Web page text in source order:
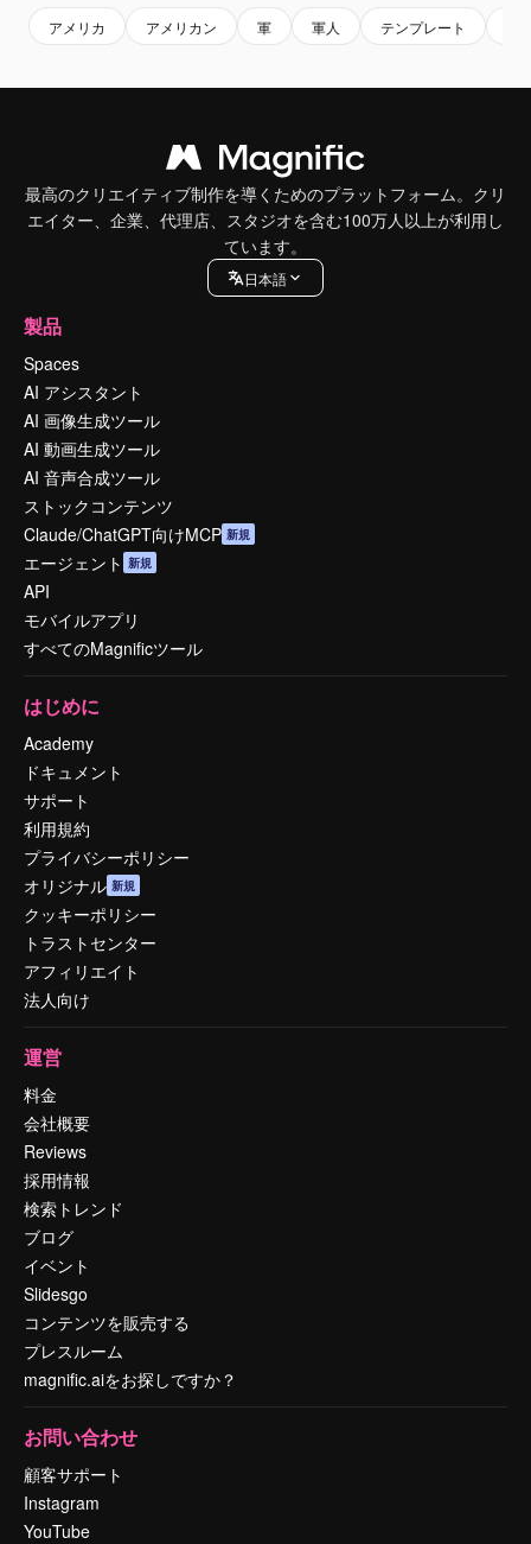
アメリカ アメリカン 軍 軍人 テンプレート
最高のクリエイティブ制作を導くためのプラットフォーム。クリ
エイター、企業、代理店、スタジオを含む100万人以上が利用し
ています。
日本語
製品
Spaces
AI アシスタント
AI 画像生成ツール
AI 動画生成ツール
AI 音声合成ツール
ストックコンテンツ
Claude/ChatGPT向けMCP 新規
エージェント 新規
API
モバイルアプリ
すべてのMagnificツール
はじめに
Academy
ドキュメント
サポート
利用規約
プライバシーポリシー
オリジナル 新規
クッキーポリシー
トラストセンター
アフィリエイト
法人向け
運営
料金
会社概要
Reviews
採用情報
検索トレンド
ブログ
イベント
Slidesgo
コンテンツを販売する
プレスルーム
magnific.aiをお探しですか？
お問い合わせ
顧客サポート
Instagram
YouTube